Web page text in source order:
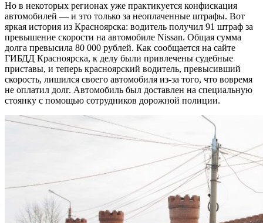
Но в некоторых регионах уже практикуется конфискация
автомобилей — и это только за неоплаченные штрафы. Вот
яркая история из Красноярска: водитель получил 91 штраф за
превышение скорости на автомобиле Nissan. Общая сумма
долга превысила 80 000 рублей. Как сообщается на сайте
ГИБДД Красноярска, к делу были привлечены судебные
приставы, и теперь красноярский водитель, превысивший
скорость, лишился своего автомобиля из-за того, что вовремя
не оплатил долг. Автомобиль был доставлен на специальную
стоянку с помощью сотрудников дорожной полиции.